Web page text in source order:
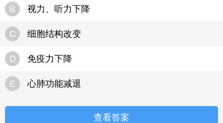
B 视力、听力下降
C 细胞结构改变
D 免疫力下降
E 心肺功能减退
查看答案